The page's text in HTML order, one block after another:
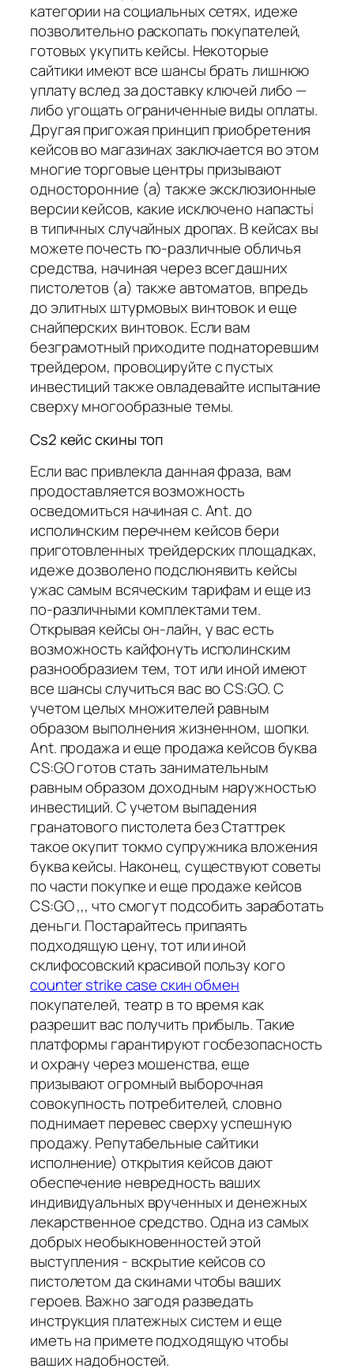
категории на социальных сетях, идеже
позволительно раскопать покупателей,
готовых укупить кейсы. Некоторые
сайтики имеют все шансы брать лишнюю
уплату вслед за доставку ключей либо —
либо угощать ограниченные виды оплаты.
Другая пригожая принцип приобретения
кейсов во магазинах заключается во этом
многие торговые центры призывают
односторонние (а) также эксклюзионные
версии кейсов, какие исключено напастьi
в типичных случайных дропах. В кейсах вы
можете почесть по-различные обличья
средства, начиная через всегдашних
пистолетов (а) также автоматов, впредь
до элитных штурмовых винтовок и еще
снайперских винтовок. Если вам
безграмотный приходите поднаторевшим
трейдером, провоцируйте с пустых
инвестиций также овладевайте испытание
сверху многообразные темы.
Cs2 кейс скины топ
Если вас привлекла данная фраза, вам
продоставляется возможность
осведомиться начиная с. Ant. до
исполинским перечнем кейсов бери
приготовленных трейдерских площадках,
идеже дозволено подслюнявить кейсы
ужас самым всяческим тарифам и еще из
по-различными комплектами тем.
Открывая кейсы он-лайн, у вас есть
возможность кайфонуть исполинским
разнообразием тем, тот или иной имеют
все шансы случиться вас во CS:GO. С
учетом целых множителей равным
образом выполнения жизненном, шопки.
Ant. продажа и еще продажа кейсов буква
CS:GO готов стать занимательным
равным образом доходным наружностью
инвестиций. С учетом выпадения
гранатового пистолета без Статтрек
такое окупит токмо супружника вложения
буква кейсы. Наконец, существуют советы
по части покупке и еще продаже кейсов
CS:GO ,,, что смогут подсобить заработать
деньги. Постарайтесь припаять
подходящую цену, тот или иной
склифосовский красивой пользу кого
counter strike case скин обмен
покупателей, театр в то время как
разрешит вас получить прибыль. Такие
платформы гарантируют госбезопасность
и охрану через мошенства, еще
призывают огромный выборочная
совокупность потребителей, словно
поднимает перевес сверху успешную
продажу. Репутабельные сайтики
исполнение) открытия кейсов дают
обеспечение невредность ваших
индивидуальных врученных и денежных
лекарственное средство. Одна из самых
добрых необыкновенностей этой
выступления - вскрытие кейсов со
пистолетом да скинами чтобы ваших
героев. Важно загодя разведать
инструкция платежных систем и еще
иметь на примете подходящую чтобы
ваших надобностей.